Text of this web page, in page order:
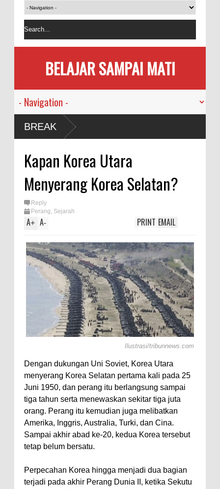
BELAJAR SAMPAI MATI
BREAK
Kapan Korea Utara
Menyerang Korea Selatan?
Reply
Perang, Sejarah
A+ A- EMAIL
PRINT
Ilustrasi/tribunnews.com
Dengan dukungan Uni Soviet, Korea Utara
menyerang Korea Selatan pertama kali pada 25
Juni 1950, dan perang itu berlangsung sampai
tiga tahun serta menewaskan sekitar tiga juta
orang. Perang itu kemudian juga melibatkan
Amerika, Inggris, Australia, Turki, dan Cina.
Sampai akhir abad ke-20, kedua Korea tersebut
tetap belum bersatu.
Perpecahan Korea hingga menjadi dua bagian
terjadi pada akhir Perang Dunia II, ketika Sekutu